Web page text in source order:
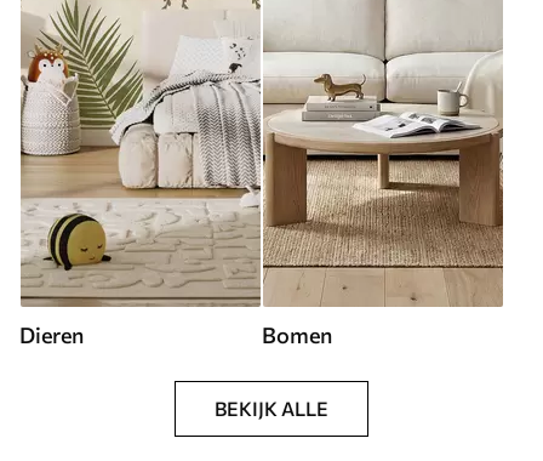
Dieren Bomen
BEKIJK ALLE